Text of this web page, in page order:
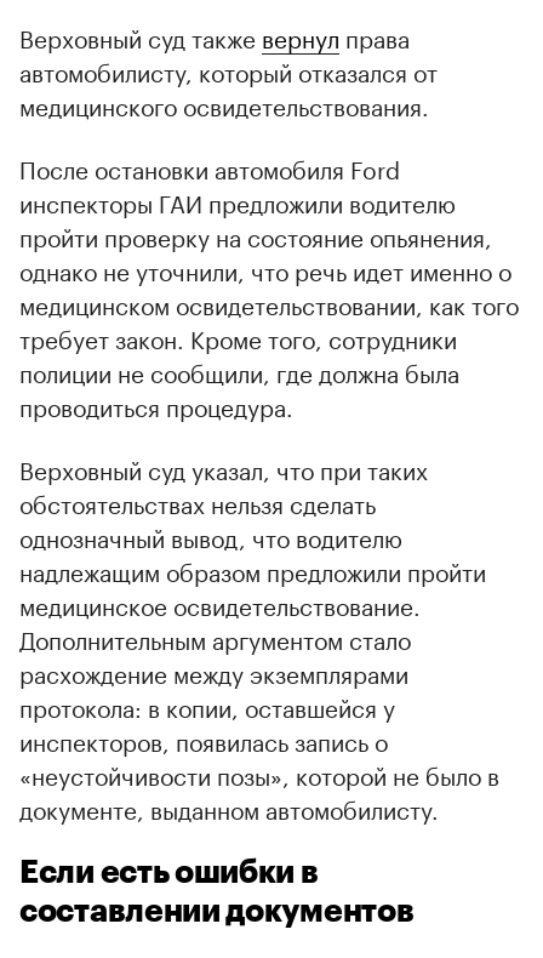
Верховный суд также вернул права
автомобилисту, который отказался от
медицинского освидетельствования.
После остановки автомобиля Ford
инспекторы ГАИ предложили водителю
пройти проверку на состояние опьянения,
однако не уточнили, что речь идет именно о
медицинском освидетельствовании, как того
требует закон. Кроме того, сотрудники
полиции не сообщили, где должна была
проводиться процедура.
Верховный суд указал, что при таких
обстоятельствах нельзя сделать
однозначный вывод, что водителю
надлежащим образом предложили пройти
медицинское освидетельствование.
Дополнительным аргументом стало
расхождение между экземплярами
протокола: в копии, оставшейся у
инспекторов, появилась запись о
«неустойчивости позы», которой не было в
документе, выданном автомобилисту.
Если есть ошибки в
составлении документов